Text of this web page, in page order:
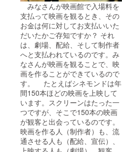
みなさんが映画館で入場料を
支払って映画を観るとき、その
お金は何に対してお支払いいた
だいたかご存知ですか？ それ
は、劇場、配給、そして制作者
へと支払われているのです。み
なさんが映画を観ることで、映
画を作ることができているので
す。 たとえばシネモンドは年
間150本ほどの映画を上映して
います。スクリーンはたった一
つですが、そこで150本の映画
が観客と出会っているのです。
映画を作る人（制作者）も、流
通させる人も（配給、宣伝）、